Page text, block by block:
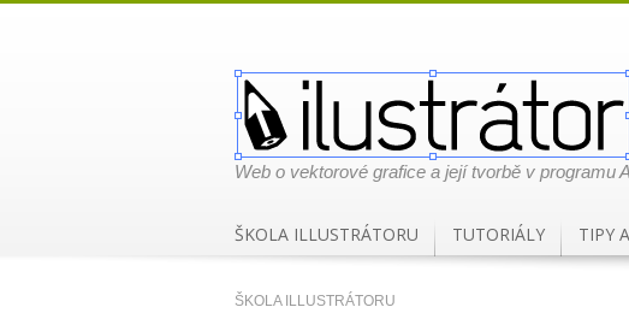
Web o vektorové grafice a její tvorbě v programu
ŠKOLA ILLUSTRÁTORU TUTORIÁLY TIPY
ŠKOLA ILLUSTRÁTORU